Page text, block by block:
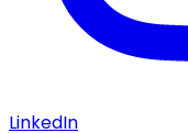
LinkedIn